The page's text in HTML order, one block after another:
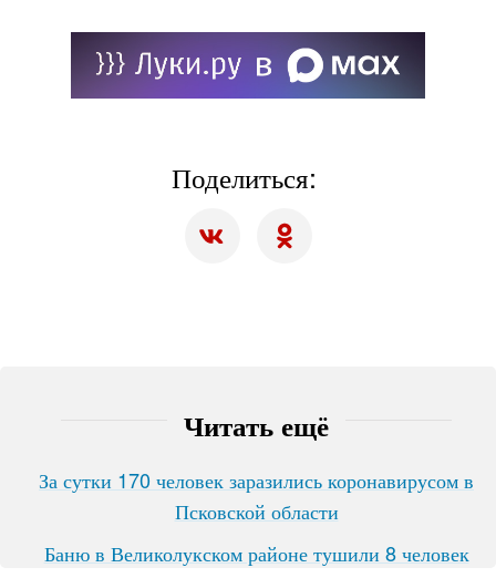
Поделиться:
Читать ещё
За сутки 170 человек заразились коронавирусом в
Псковской области
Баню в Великолукском районе тушили 8 человек